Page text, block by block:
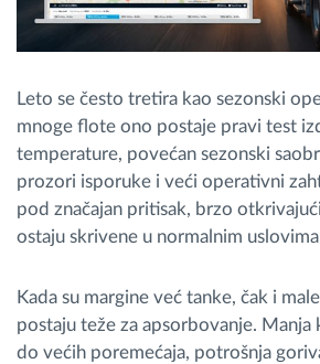
Kako rešavamo sve aktivnosti
Kalkulator uštede
Leto se često tretira kao sezonski
mnoge flote ono postaje pravi test
temperature, povećan sezonski
prozori isporuke i veći operativni
pod značajan pritisak, brzo
ostaju skrivene u normalnim
Kada su margine već tanke, čak i
postaju teže za apsorbovanje. Manja
do većih poremećaja, potrošnja